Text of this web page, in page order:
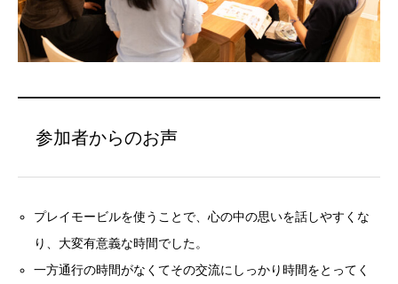
参加者からのお声
プレイモービルを使うことで、心の中の思いを話しやすくな
り、大変有意義な時間でした。
一方通行の時間がなくてその交流にしっかり時間をとってく